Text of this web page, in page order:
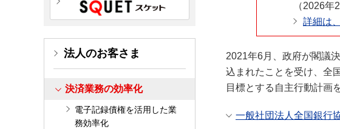
法人のお客さま
決済業務の効率化
電子記録債権を活用した業
務効率化
（2026
詳細は
2021年6月、政府が閣議
込まれたことを受け、全
目標とする自主行動計画
一般社団法人全国銀行